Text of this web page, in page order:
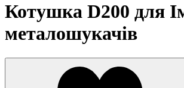
Котушка D200 для
металошукачів